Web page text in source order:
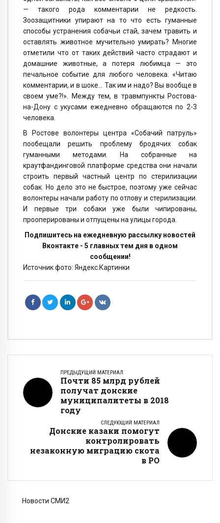
— такого рода комментарии не редкость.
Зоозащитники упирают на то что есть гуманные
способы устранения собачьи стай, зачем травить и
оставлять животное мучительно умирать? Многие
отметили что от таких действий часто страдают и
домашние животные, а потеря любимца — это
печальное событие для любого человека. «Читаю
комментарии, и в шоке… Так им и надо? Вы вообще в
своем уме?!». Между тем, в травмпункты Ростова-
на-Дону с укусами ежедневно обращаются по 2-3
человека.
В Ростове волонтеры центра «Собачий патруль»
пообещали решить проблему бродячих собак
гуманными методами. На собранные на
краутфандинговой платформе средства они начали
строить первый частный центр по стерилизации
собак. Но дело это не быстрое, поэтому уже сейчас
волонтеры начали работу по отлову и стерилизации.
И первые три собаки уже были чипированы,
прооперированы и отпущены на улицы города.
Подпишитесь на ежедневную рассылку новостей
Вконтакте - 5 главных тем дня в одном
сообщении!
Источник фото: Яндекс.Картинки
ПРЕДЫДУЩИЙ МАТЕРИАЛ
Почти 85 млрд рублей
получат донские
муниципалитеты в 2018
году
СЛЕДУЮЩИЙ МАТЕРИАЛ
Донские казаки помогут
контролировать
незаконную миграцию скота
в РО
Новости СМИ2